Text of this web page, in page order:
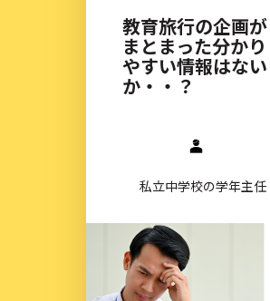
教育旅行の企画が
まとまった分かり
やすい情報はない
か・・？
私立中学校の学年主任